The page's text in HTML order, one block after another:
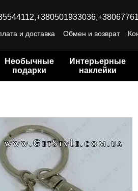
+380501933036,
и доставка Обмен и возврат
Необычные
подарки
Интерьерные
наклейки